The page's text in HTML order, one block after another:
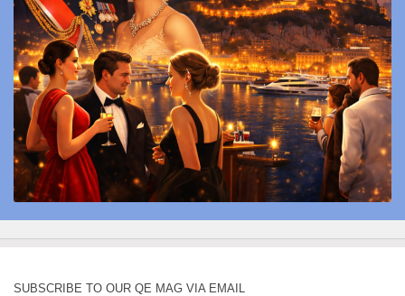
SUBSCRIBE TO OUR QE MAG VIA EMAIL